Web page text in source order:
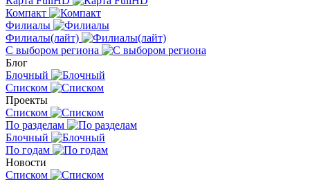
Компакт
Филиалы
Филиалы(лайт)
С выбором региона
Блог
Блочный
Списком
Проекты
Списком
По разделам
Блочный
По годам
Новости
Списком